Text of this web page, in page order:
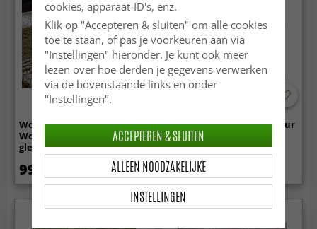
Wollen-vloerkleed - Aliste
Wool Shaggy (alabaster
gleam)
99.99 €
Viscose-vloerkleed - Jodhpur
Special Luxury Edition
(offwhite)
159 €
cookies, apparaat-ID's, enz.
Klik op "Accepteren & sluiten" om alle cookies
toe te staan, of pas je voorkeuren aan via
"Instellingen" hieronder. Je kunt ook meer
lezen over hoe derden je gegevens verwerken
via de bovenstaande links en onder
"Instellingen".
INSTELLINGEN
ALLEEN NOODZAKELIJKE
ACCEPTEREN & SLUITEN